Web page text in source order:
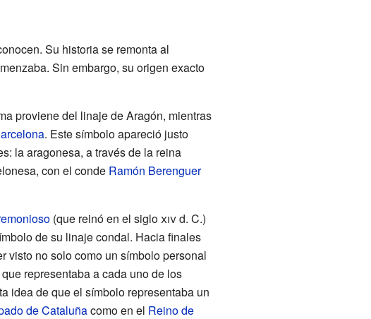
Su historia se remonta al
Sin embargo, su origen exacto
proviene del linaje de Aragón, mientras
. Este símbolo apareció justo
la aragonesa, a través de la reina
con el conde Ramón Berenguer
(que reinó en el sigloxivd. C.)
de su linaje condal. Hacia finales
visto no solo como un símbolo personal
representaba a cada uno de los
idea de que el símbolo representaba un
de Cataluñacomo en el Reino de